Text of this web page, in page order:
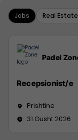
Jobs Real Estate
Padel
Recepsionist/e
Prishtine
31 Gusht 2026